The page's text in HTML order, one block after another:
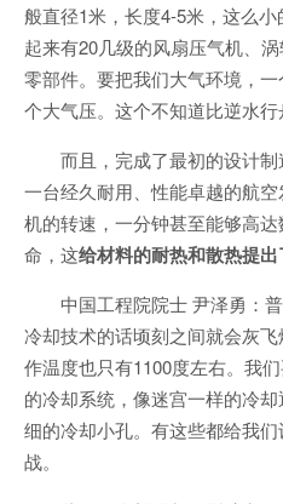
般直径1米，长度4-5米，这么
起来有20几级的风扇压气机、
零部件。要把我们大气环境，
个大气压。这个不知道比逆水行
而且，完成了最初的设计
一台经久耐用、性能卓越的航
机的转速，一分钟甚至能够高
命，这给材料的耐热和散热提出
中国工程院院士 尹泽勇：
冷却技术的话顷刻之间就会灰
作温度也只有1100度左右。我
的冷却系统，像迷宫一样的冷
细的冷却小孔。有这些都给我
战。